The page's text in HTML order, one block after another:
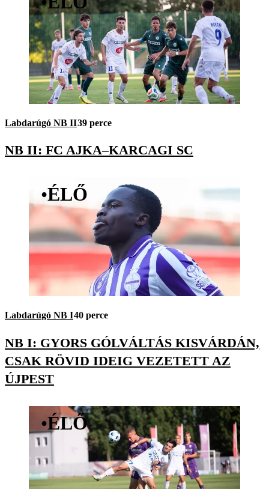
Labdarúgó NB II39 perce
NB II: FC AJKA–KARCAGI SC
•ÉLŐ
Labdarúgó NB I40 perce
NB I: GYORS GÓLVÁLTÁS KISVÁRDÁN,
CSAK RÖVID IDEIG VEZETETT AZ
ÚJPEST
•ÉLŐ